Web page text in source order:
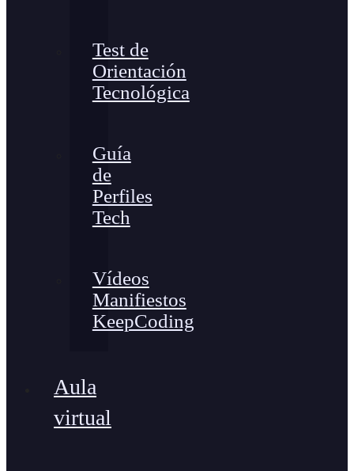
Test de
Orientación
Tecnológica
Guía
de
Perfiles
Tech
Vídeos
Manifiestos
KeepCoding
Aula
virtual